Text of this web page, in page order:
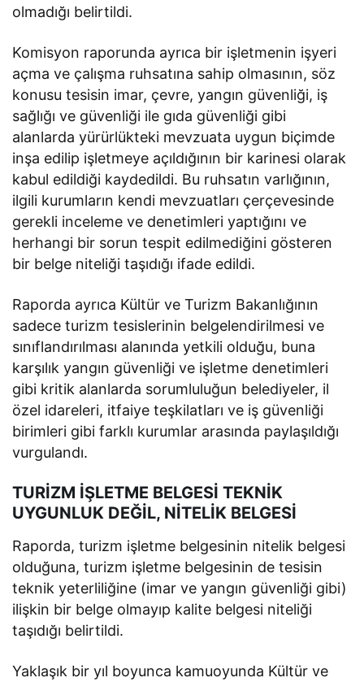
olmadığı belirtildi.
Komisyon raporunda ayrıca bir işletmenin işyeri
açma ve çalışma ruhsatına sahip olmasının, söz
konusu tesisin imar, çevre, yangın güvenliği, iş
sağlığı ve güvenliği ile gıda güvenliği gibi
alanlarda yürürlükteki mevzuata uygun biçimde
inşa edilip işletmeye açıldığının bir karinesi olarak
kabul edildiği kaydedildi. Bu ruhsatın varlığının,
ilgili kurumların kendi mevzuatları çerçevesinde
gerekli inceleme ve denetimleri yaptığını ve
herhangi bir sorun tespit edilmediğini gösteren
bir belge niteliği taşıdığı ifade edildi.
Raporda ayrıca Kültür ve Turizm Bakanlığının
sadece turizm tesislerinin belgelendirilmesi ve
sınıflandırılması alanında yetkili olduğu, buna
karşılık yangın güvenliği ve işletme denetimleri
gibi kritik alanlarda sorumluluğun belediyeler, il
özel idareleri, itfaiye teşkilatları ve iş güvenliği
birimleri gibi farklı kurumlar arasında paylaşıldığı
vurgulandı.
TURİZM İŞLETME BELGESİ TEKNİK
UYGUNLUK DEĞİL, NİTELİK BELGESİ
Raporda, turizm işletme belgesinin nitelik belgesi
olduğuna, turizm işletme belgesinin de tesisin
teknik yeterliliğine (imar ve yangın güvenliği gibi)
ilişkin bir belge olmayıp kalite belgesi niteliği
taşıdığı belirtildi.
Yaklaşık bir yıl boyunca kamuoyunda Kültür ve